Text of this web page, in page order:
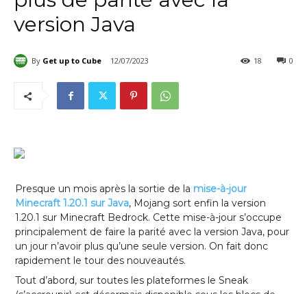
version Java
By Get up to Cube 12/07/2023 0
18
Presque un mois après la sortie de la mise-à-jour
Minecraft 1.20.1 sur Java, Mojang sort enfin la version
1.20.1 sur Minecraft Bedrock. Cette mise-à-jour s’occupe
principalement de faire la parité avec la version Java, pour
un jour n’avoir plus qu’une seule version. On fait donc
rapidement le tour des nouveautés.
Tout d’abord, sur toutes les plateformes le Sneak